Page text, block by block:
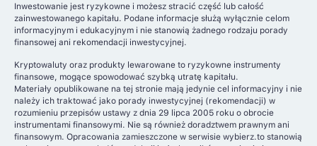
Inwestowanie jest ryzykowne i możesz stracić część lub całość
zainwestowanego kapitału. Podane informacje służą wyłącznie celom
informacyjnym i edukacyjnym i nie stanowią żadnego rodzaju porady
finansowej ani rekomendacji inwestycyjnej.
Kryptowaluty oraz produkty lewarowane to ryzykowne instrumenty
finansowe, mogące spowodować szybką utratę kapitału.
Materiały opublikowane na tej stronie mają jedynie cel informacyjny i nie
należy ich traktować jako porady inwestycyjnej (rekomendacji) w
rozumieniu przepisów ustawy z dnia 29 lipca 2005 roku o obrocie
instrumentami finansowymi. Nie są również doradztwem prawnym ani
finansowym. Opracowania zamieszczone w serwisie wybierz.to stanowią